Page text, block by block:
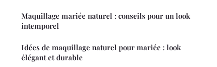
Maquillage mariée naturel : conseils pour un look
intemporel
Idées de maquillage naturel pour mariée : look
élégant et durable